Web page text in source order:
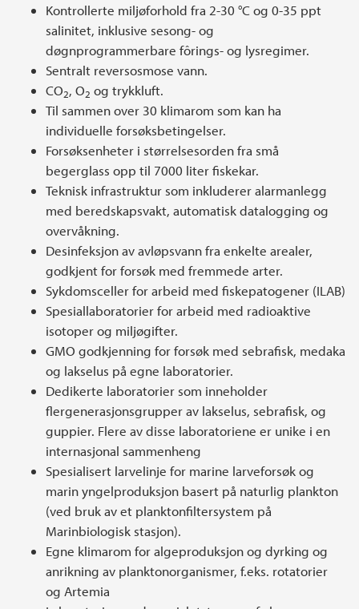
Kontrollerte miljøforhold fra 2-30 °C og 0-35 ppt
salinitet, inklusive sesong- og
døgnprogrammerbare fôrings- og lysregimer.
Sentralt reversosmose vann.
CO2, O2 og trykkluft.
Til sammen over 30 klimarom som kan ha
individuelle forsøksbetingelser.
Forsøksenheter i størrelsesorden fra små
begerglass opp til 7000 liter fiskekar.
Teknisk infrastruktur som inkluderer alarmanlegg
med beredskapsvakt, automatisk datalogging og
overvåkning.
Desinfeksjon av avløpsvann fra enkelte arealer,
godkjent for forsøk med fremmede arter.
Sykdomsceller for arbeid med fiskepatogener (ILAB)
Spesiallaboratorier for arbeid med radioaktive
isotoper og miljøgifter.
GMO godkjenning for forsøk med sebrafisk, medaka
og lakselus på egne laboratorier.
Dedikerte laboratorier som inneholder
flergenerasjonsgrupper av lakselus, sebrafisk, og
guppier. Flere av disse laboratoriene er unike i en
internasjonal sammenheng
Spesialisert larvelinje for marine larveforsøk og
marin yngelproduksjon basert på naturlig plankton
(ved bruk av et planktonfiltersystem på
Marinbiologisk stasjon).
Egne klimarom for algeproduksjon og dyrking og
anrikning av planktonorganismer, f.eks. rotatorier
og Artemia